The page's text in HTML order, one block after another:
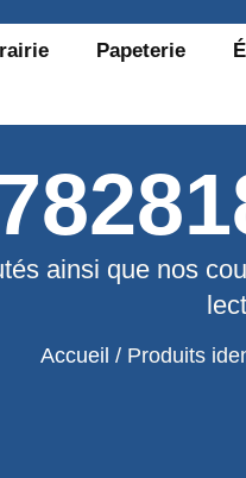
Papeterie
ainsi que nos
Accueil / Produits